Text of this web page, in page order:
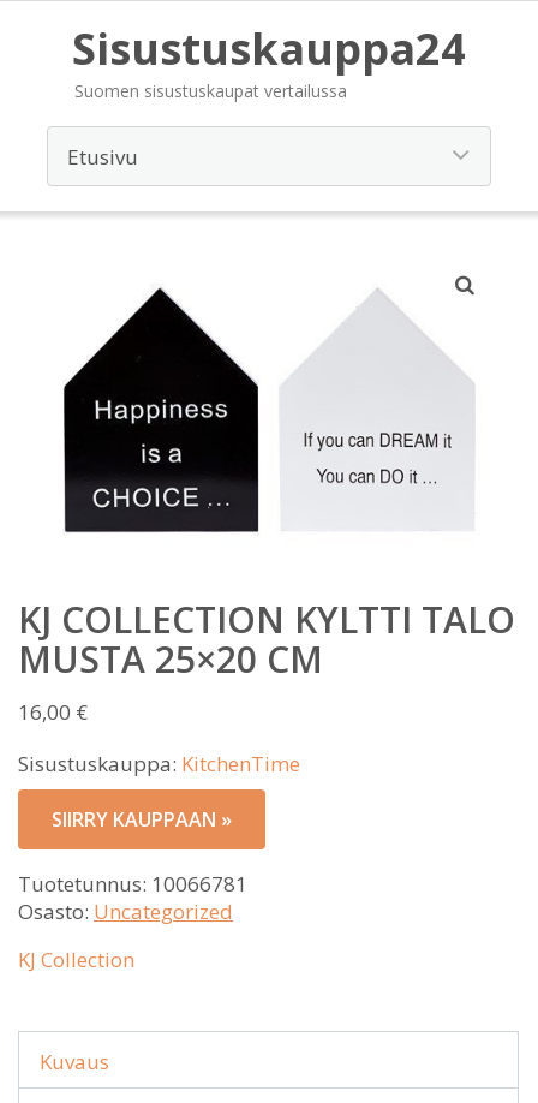
Sisustuskauppa24
Suomen sisustuskaupat vertailussa
KJ COLLECTION KYLTTI TALO
MUSTA 25×20 CM
16,00 €
Sisustuskauppa: KitchenTime
SIIRRY KAUPPAAN »
Tuotetunnus: 10066781
Osasto: Uncategorized
KJ Collection
Kuvaus